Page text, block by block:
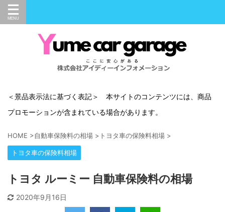
＜景品表示法に基づく表記＞ 本サイトのコンテンツには、商品
プロモーションが含まれている場合があります。
HOME >自動車保険料の相場 > トヨタ車の保険料相場 >
トヨタ車の保険料相場
トヨタ ルーミー 自動車保険料の相場
2020年9月16日